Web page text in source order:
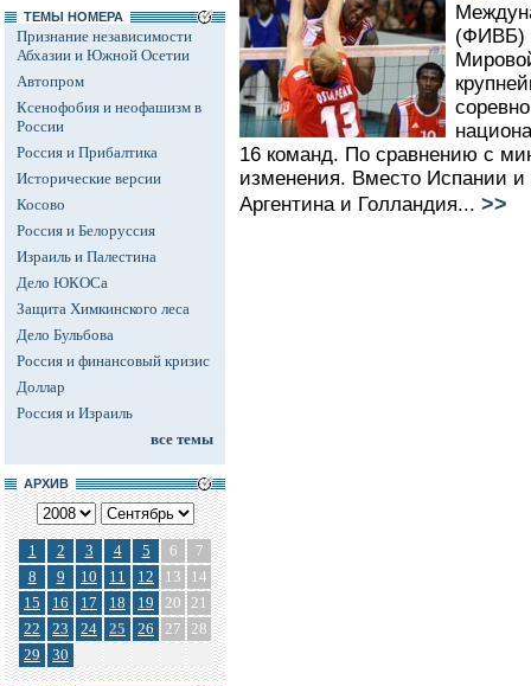
ТЕМЫ НОМЕРА
Признание независимости
Абхазии и Южной Осетии
Автопром
Ксенофобия и неофашизм в
России
Россия и Прибалтика
Исторические версии
Косово
Россия и Белоруссия
Израиль и Палестина
Дело ЮКОСа
Защита Химкинского леса
Дело Бульбова
Россия и финансовый кризис
Доллар
Россия и Израиль
все темы
АРХИВ
1 2 3 4 5 6
7
8
9 10 11 12 13
14
15
16 17 18 19 20 21
22
23 24 25 26 27 28
29
30
(ФИВБ)
16 команд. По сравнению с
изменения. Вместо Испании и
Аргентина и Голландия... >>